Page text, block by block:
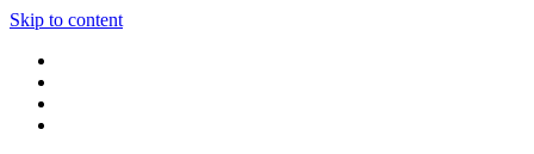
Skip to content